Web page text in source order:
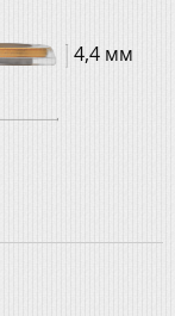
4,4 мм